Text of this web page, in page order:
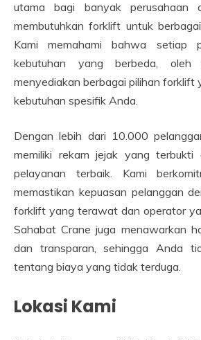
utama bagi banyak perusahaan
membutuhkan forklift untuk
Kami memahami bahwa setiap
kebutuhan yang berbeda,
menyediakan berbagai pilihan forklift
kebutuhan spesifik Anda.
Dengan lebih dari 10.000
memiliki rekam jejak yang terbukti
pelayanan terbaik. Kami
memastikan kepuasan pelanggan
forklift yang terawat dan operator
Sahabat Crane juga menawarkan
dan transparan, sehingga Anda
tentang biaya yang tidak terduga.
Lokasi Kami